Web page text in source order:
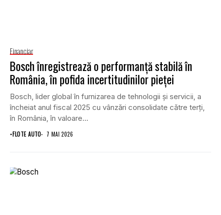
Financiar
Bosch înregistrează o performanță stabilă în
România, în pofida incertitudinilor pieței
Bosch, lider global în furnizarea de tehnologii și servicii, a
încheiat anul fiscal 2025 cu vânzări consolidate către terți,
în România, în valoare...
•FLOTE AUTO 7 MAI 2026